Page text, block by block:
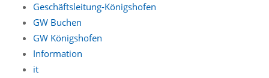
Geschäftsleitung-Königshofen
GW Buchen
GW Königshofen
Information
it